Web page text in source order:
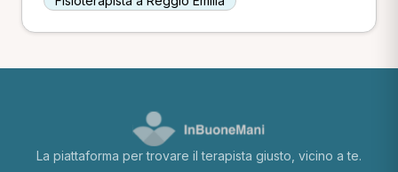
La piattaforma per trovare il terapista giusto, vicino a te.